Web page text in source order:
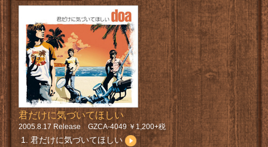
君だけに気づいてほしい
2005.8.17 Release GZCA-4049 ￥1,200+税
君だけに気づいてほしい